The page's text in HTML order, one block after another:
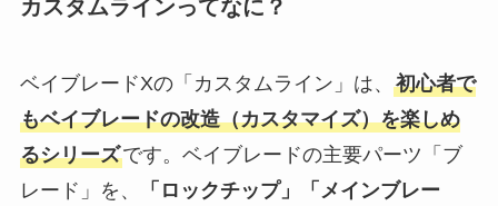
カスタムラインってなに？
ベイブレードXの「カスタムライン」は、 初心者で
もベイブレードの改造（カスタマイズ）を楽しめ
るシリーズです。ベイブレードの主要パーツ「ブ
レード」を、
「ロックチップ」「メインブレー